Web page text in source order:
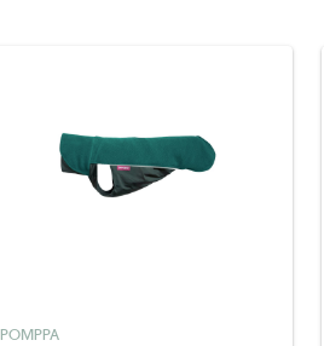
POMPPA